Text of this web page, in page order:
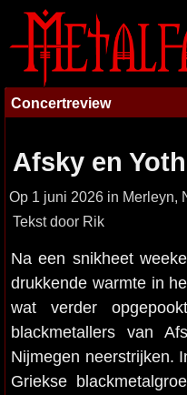
Concertreview
Afsky en
Op 1 juni 2026 in Merleyn,
Tekst door Rik
Na een snikheet
drukkende warmte in
wat verder
blackmetallers van
Nijmegen neerstrijken.
Griekse